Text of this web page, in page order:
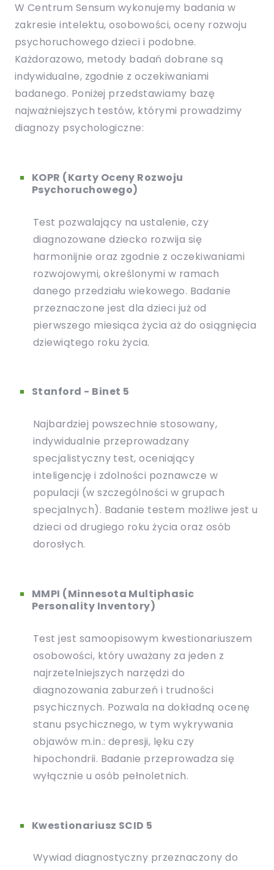
W Centrum Sensum wykonujemy badania w
zakresie intelektu, osobowości, oceny rozwoju
psychoruchowego dzieci i podobne.
Każdorazowo, metody badań dobrane są
indywidualne, zgodnie z oczekiwaniami
badanego. Poniżej przedstawiamy bazę
najważniejszych testów, którymi prowadzimy
diagnozy psychologiczne:
KOPR (Karty Oceny Rozwoju
Psychoruchowego)
Test pozwalający na ustalenie, czy
diagnozowane dziecko rozwija się
harmonijnie oraz zgodnie z oczekiwaniami
rozwojowymi, określonymi w ramach
danego przedziału wiekowego. Badanie
przeznaczone jest dla dzieci już od
pierwszego miesiąca życia aż do osiągnięcia
dziewiątego roku życia.
Stanford - Binet 5
Najbardziej powszechnie stosowany,
indywidualnie przeprowadzany
specjalistyczny test, oceniający
inteligencję i zdolności poznawcze w
populacji (w szczególności w grupach
specjalnych). Badanie testem możliwe jest u
dzieci od drugiego roku życia oraz osób
dorosłych.
MMPI (Minnesota Multiphasic
Personality Inventory)
Test jest samoopisowym kwestionariuszem
osobowości, który uważany za jeden z
najrzetelniejszych narzędzi do
diagnozowania zaburzeń i trudności
psychicznych. Pozwala na dokładną ocenę
stanu psychicznego, w tym wykrywania
objawów m.in.: depresji, lęku czy
hipochondrii. Badanie przeprowadza się
wyłącznie u osób pełnoletnich.
Kwestionariusz SCID 5
Wywiad diagnostyczny przeznaczony do